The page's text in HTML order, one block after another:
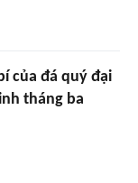
của đá quý đại
tháng ba